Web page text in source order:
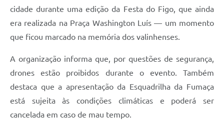
cidade durante uma edição da Festa do Figo, que ainda
era realizada na Praça Washington Luís — um momento
que ficou marcado na memória dos valinhenses.
A organização informa que, por questões de segurança,
drones estão proibidos durante o evento. Também
destaca que a apresentação da Esquadrilha da Fumaça
está sujeita às condições climáticas e poderá ser
cancelada em caso de mau tempo.